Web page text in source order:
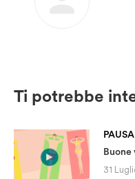
Ti potrebbe
Buone
31